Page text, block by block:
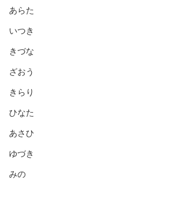
あらた
いつき
きづな
ざおう
きらり
ひなた
あさひ
ゆづき
みの